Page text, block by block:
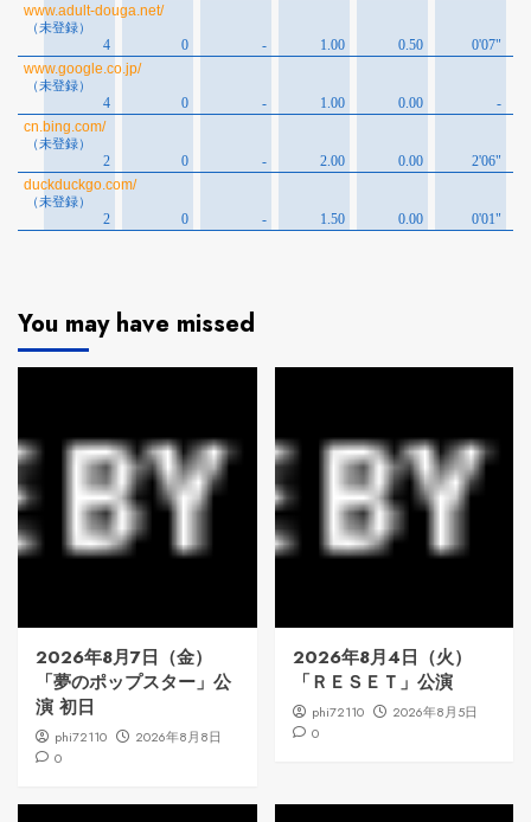
You may have missed
2026年8月7日（金）
「夢のポップスター」公
演 初日
phi72110
2026年8月8日
0
2026年8月4日（火）
「ＲＥＳＥＴ」公演
phi72110
2026年8月5日
0